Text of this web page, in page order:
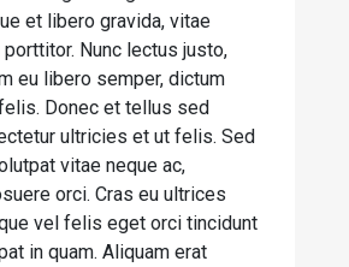
et libero gravida, vitae
Nunc lectus justo,
eu libero semper, dictum
Donec et tellus sed
ultricies et ut felis. Sed
vitae neque ac,
orci. Cras eu ultrices
vel felis eget orci tincidunt
in quam. Aliquam erat